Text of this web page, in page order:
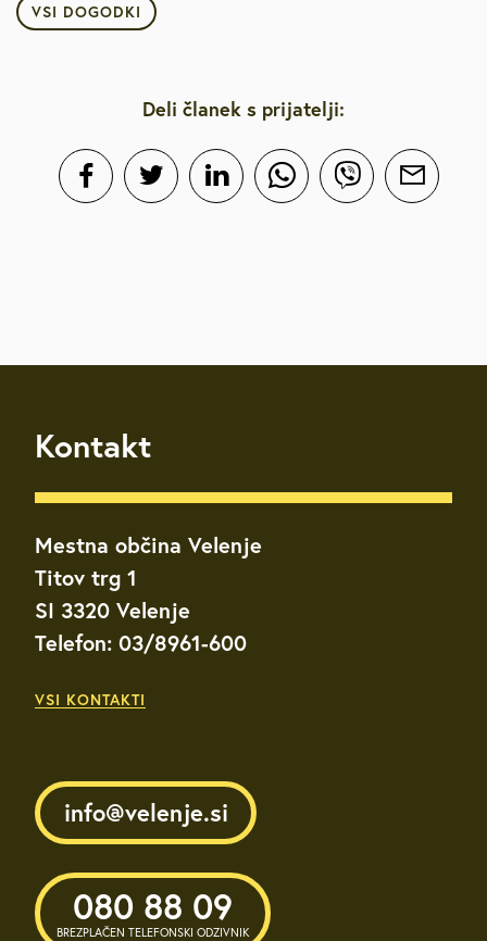
VSI DOGODKI
Deli članek s prijatelji:
Kontakt
Mestna občina Velenje
Titov trg 1
SI 3320 Velenje
Telefon: 03/8961-600
VSI KONTAKTI
info@velenje.si
080 88 09
BREZPLAČEN TELEFONSKI ODZIVNIK